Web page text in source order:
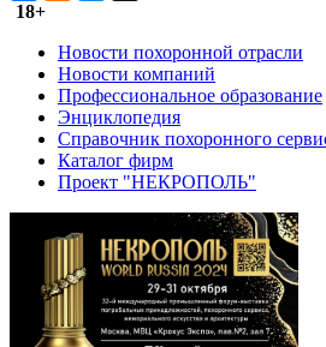
18+
Новости похоронной отрасли
Новости компаний
Профессиональное образование
Энциклопедия
Справочник похоронного
Каталог фирм
Проект "НЕКРОПОЛЬ"